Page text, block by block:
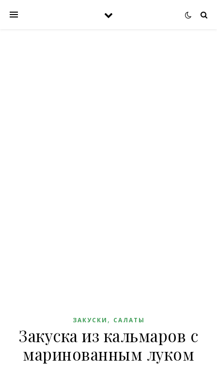
ЗАКУСКИ , САЛАТЫ
Закуска из кальмаров с
маринованным луком